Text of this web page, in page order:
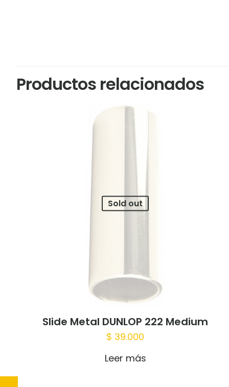
marcados con
Productos relacionados
Sold out
Slide Metal DUNLOP 222 Medium
$ 39.000
Leer más